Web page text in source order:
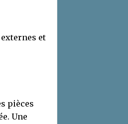
et
pièces
Une